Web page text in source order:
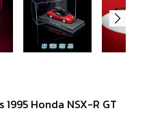
Honda NSX-R GT